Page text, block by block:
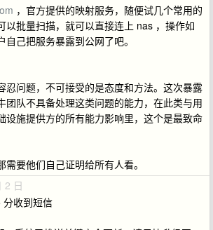
，官方提供的映射服务，随便试几个常用的
以批量扫描，就可以直接连上 nas ，操作如
自己把服务暴露到公网了吧。
忍问题，不可接受的是态度和方法。这次暴露
团队不具备处理这类问题的能力，在此类与用
设施提供方的所有能力影响里，这个是最致命
要他们自己证明给所有人看。
2 日
收到短信